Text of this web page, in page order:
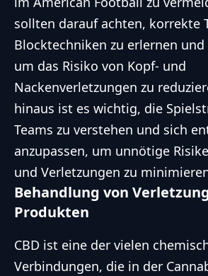
sollten darauf achten, korrekte
Blocktechniken zu erlernen und
um das Risiko von Kopf- und
Nackenverletzungen zu
hinaus ist es wichtig, die
Teams zu verstehen und sich
anzupassen, um unnötige
und Verletzungen zu
Behandlung von
Produkten
CBD ist eine der vielen
Verbindungen, die in der